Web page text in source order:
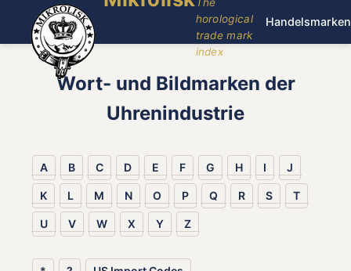
horological
trade mark
index
Handelsmarken
Wort- und Bildmarken der
Uhrenindustrie
A B C D E F G H I J
K L M N O P Q R S T
U V W X Y Z